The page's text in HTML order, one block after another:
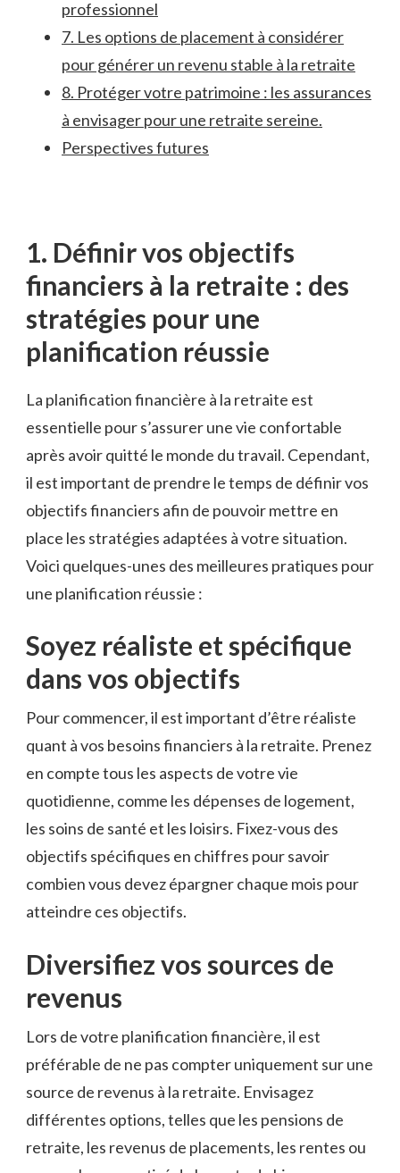
⁣professionnel
7. Les ​options de⁢ placement ⁤à considérer⁢
pour générer⁤ un revenu‍ stable‌ à la retraite
8. ⁤Protéger votre⁣ patrimoine : les assurances
à envisager ⁣pour une ⁢retraite sereine.
Perspectives futures
1. Définir vos objectifs⁢
financiers à⁣ la ⁢retraite ⁣: des
stratégies‌ pour une
planification réussie
La planification ‌financière à la retraite ⁤est
essentielle pour​ s’assurer ‌une vie confortable
après avoir quitté le⁢ monde du travail. Cependant,⁣
il​ est important de prendre‍ le ‌temps de définir ​vos⁢
objectifs financiers afin de pouvoir mettre ⁢en
place les⁣ stratégies adaptées‌ à votre situation.
Voici quelques-unes des meilleures ‌pratiques pour
une⁢ planification réussie :
Soyez‌ réaliste et spécifique
⁢dans vos objectifs
Pour ⁢commencer, il est important d’être réaliste
quant à ⁤vos besoins financiers à ​la retraite. Prenez
en​ compte ‍tous​ les aspects ⁢de votre ‍vie
quotidienne, comme⁢ les dépenses de ⁢logement,
les⁣ soins de santé ‍et les loisirs. Fixez-vous des
objectifs spécifiques‍ en chiffres pour savoir
combien vous devez épargner chaque mois pour
atteindre ces objectifs.
Diversifiez vos sources de
⁢revenus
Lors de⁤ votre planification ⁢financière, il est⁢
préférable de⁢ ne ⁤pas compter uniquement ⁢sur une
source de revenus à la retraite. Envisagez⁤
différentes options, ⁤telles que les pensions de‌
retraite,⁣ les revenus de placements,⁣ les rentes ou